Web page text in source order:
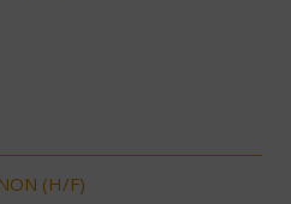
(H/F)